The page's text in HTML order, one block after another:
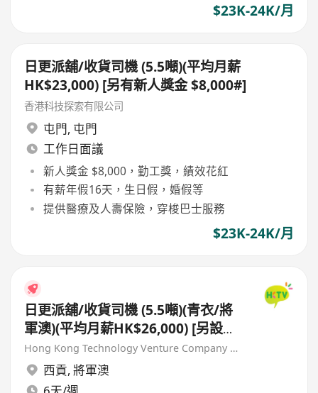
$23K-24K/月
日更派舖/收貨司機 (5.5噸)(平均月薪
HK$23,000) [另有新人獎金 $8,000#]
香港科技探索有限公司
屯門, 屯門
工作日面議
新人獎金 $8,000，勤工獎，績效花紅
有薪年假16天，生日假，婚假等
提供醫療及人壽保險，穿梭巴士服務
$23K-24K/月
日更派舖/收貨司機 (5.5噸)(青衣/將
軍澳)(平均月薪HK$26,000) [另設期
間限定新人獎金 $16,000#]
Hong Kong Technology Venture Company Limited(HKTV)
西貢, 將軍澳